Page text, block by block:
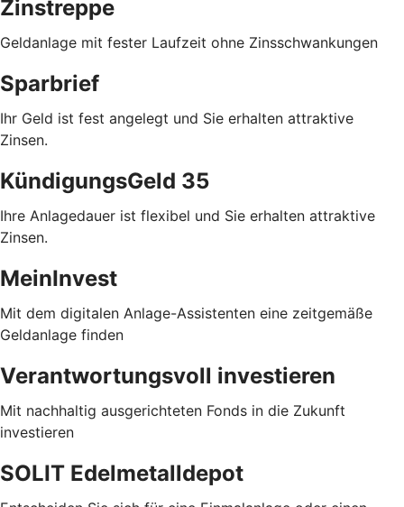
Zinstreppe
Geldanlage mit fester Laufzeit ohne Zinsschwankungen
Sparbrief
Ihr Geld ist fest angelegt und Sie erhalten attraktive
Zinsen.
KündigungsGeld 35
Ihre Anlagedauer ist flexibel und Sie erhalten attraktive
Zinsen.
MeinInvest
Mit dem digitalen Anlage-Assistenten eine zeitgemäße
Geldanlage finden
Verantwortungsvoll investieren
Mit nachhaltig ausgerichteten Fonds in die Zukunft
investieren
SOLIT Edelmetalldepot